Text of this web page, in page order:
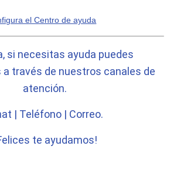
el Centro de ayuda
si necesitas ayuda puedes
través de nuestros canales de
atención.
| Teléfono | Correo.
te ayudamos!